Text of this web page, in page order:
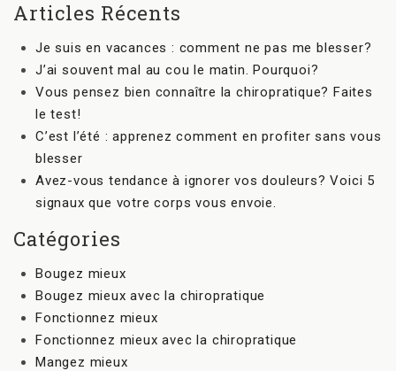
Articles Récents
Je suis en vacances : comment ne pas me blesser?
J’ai souvent mal au cou le matin. Pourquoi?
Vous pensez bien connaître la chiropratique? Faites
le test!
C’est l’été : apprenez comment en profiter sans vous
blesser
Avez-vous tendance à ignorer vos douleurs? Voici 5
signaux que votre corps vous envoie.
Catégories
Bougez mieux
Bougez mieux avec la chiropratique
Fonctionnez mieux
Fonctionnez mieux avec la chiropratique
Mangez mieux